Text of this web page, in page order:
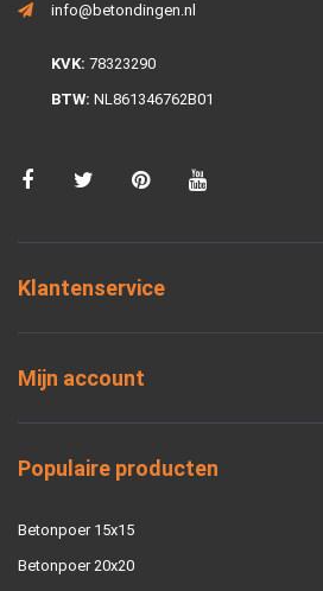
info@betondingen.nl
KVK: 78323290
BTW: NL861346762B01
Klantenservice
Mijn account
Populaire producten
Betonpoer 15x15
Betonpoer 20x20